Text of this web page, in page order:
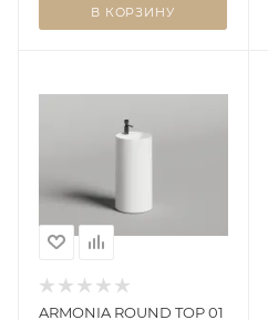
В КОРЗИНУ
ARMONIA ROUND TOP 01